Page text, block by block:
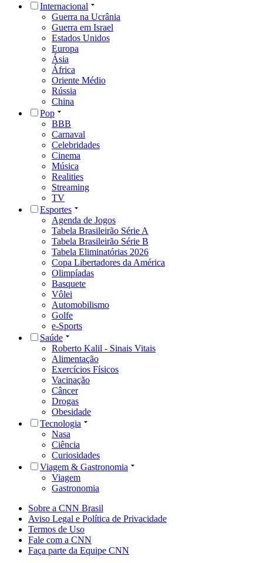
Internacional
Guerra na Ucrânia
Guerra em Israel
Estados Unidos
Europa
Ásia
África
Oriente Médio
Rússia
China
Pop
BBB
Carnaval
Celebridades
Cinema
Música
Realities
Streaming
TV
Esportes
Agenda de Jogos
Tabela Brasileirão Série A
Tabela Brasileirão Série B
Tabela Eliminatórias 2026
Copa Libertadores da América
Olimpíadas
Basquete
Vôlei
Automobilismo
Golfe
e-Sports
Saúde
Roberto Kalil - Sinais Vitais
Alimentação
Exercícios Físicos
Vacinação
Câncer
Drogas
Obesidade
Tecnologia
Nasa
Ciência
Curiosidades
Viagem & Gastronomia
Viagem
Gastronomia
Sobre a CNN Brasil
Aviso Legal e Política de Privacidade
Termos de Uso
Fale com a CNN
Faça parte da Equipe CNN